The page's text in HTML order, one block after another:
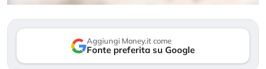
Aggiungi Money.it come
Fonte preferita su Google